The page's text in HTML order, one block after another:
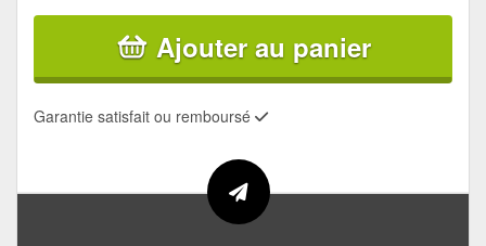
Ajouter au panier
Garantie satisfait ou remboursé